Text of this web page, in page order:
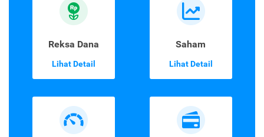
Reksa Dana
Lihat Detail
Saham
Lihat Detail